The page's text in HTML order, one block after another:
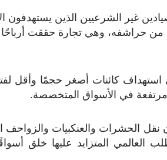
غير الشرعيين الذين يستهدفون
من حراشفه، وهي تجارة حققت
كائنات أصغر حجمًا وأقل لفتاً
مرتفعة في الأسواق المتخصصة.
نقل الحشرات والعنكبيات والزواحف
العالمي المتزايد عليها خلق